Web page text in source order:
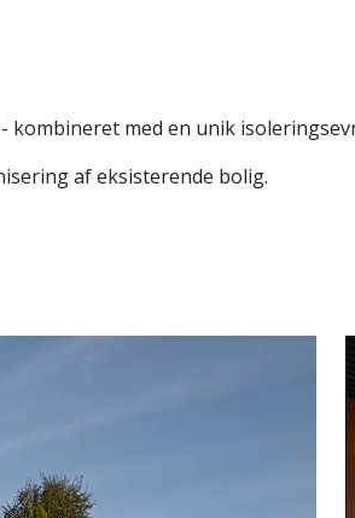
kombineret med en unik
af eksisterende bolig.